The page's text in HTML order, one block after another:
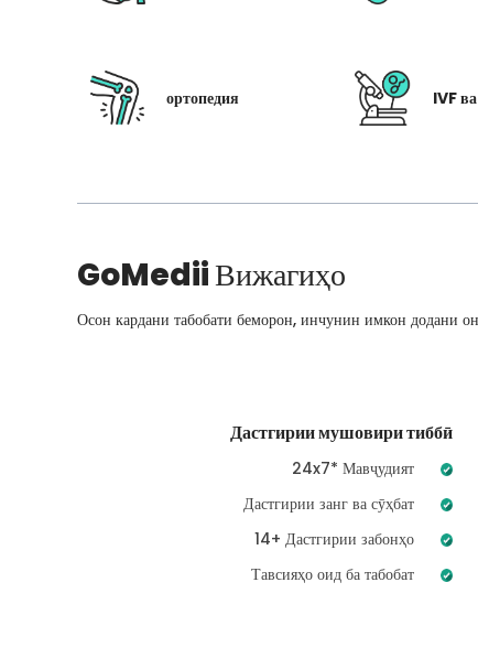
ортопедия IVF
GoMediiВижагиҳо
Осон кардани табобати беморон, инчунин имкон додани
Дастгирии мушовири тиббӣ
24x7* Мавҷудият
Дастгирии занг ва сӯҳбат
14+ Дастгирии забонҳо
Тавсияҳо оид ба табобат